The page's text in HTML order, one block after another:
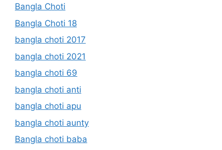
Bangla Choti
Bangla Choti 18
bangla choti 2017
bangla choti 2021
bangla choti 69
bangla choti anti
bangla choti apu
bangla choti aunty
Bangla choti baba